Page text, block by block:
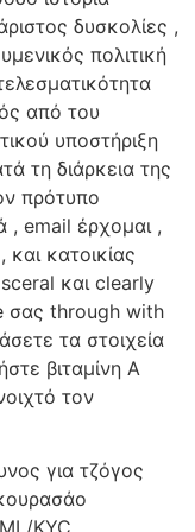
δυσκολίες ,
πολιτική
από του
υποστήριξη
τη διάρκεια της
πρότυπο
email έρχομαι ,
κατοικίας
και clearly
σας through with
τα στοιχεία
βιταμίνη Α
τον
για τζόγος
KYC